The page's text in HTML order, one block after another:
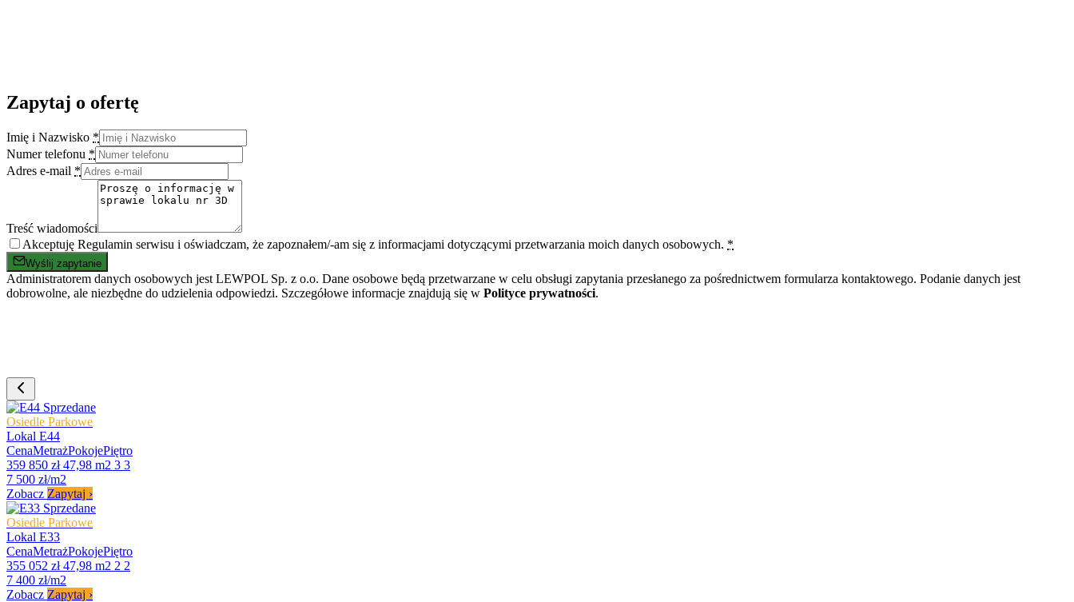
Zapytaj o ofertę
Imię i Nazwisko *
Numer telefonu *
Adres e-mail *
Treść wiadomości
Akceptuję Regulamin serwisu i oświadczam, że zapoznałem/-am się z informacjami dotyczącymi przetwarzania moich danych osobowych. *
Wyślij zapytanie
Administratorem danych osobowych jest LEWPOL Sp. z o.o. Dane osobowe będą przetwarzane w celu obsługi zapytania przesłanego za pośrednictwem formularza kontaktowego. Podanie danych jest
dobrowolne, ale niezbędne do udzielenia odpowiedzi. Szczegółowe informacje znajdują się w Polityce prywatności.
Sprzedane
Osiedle Parkowe
Lokal E44
CenaMetrażPokojePiętro
359 850 zł 47,98 m2 3 3
7 500 zł/m2
Zobacz Zapytaj ›
Sprzedane
Osiedle Parkowe
Lokal E33
CenaMetrażPokojePiętro
355 052 zł 47,98 m2 2 2
7 400 zł/m2
Zobacz Zapytaj ›